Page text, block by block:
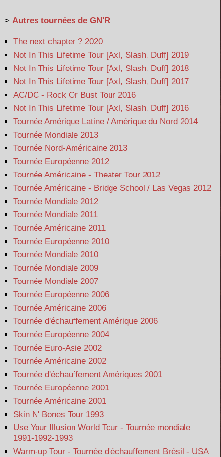
> Autres tournées de GN'R
The next chapter ? 2020
Not In This Lifetime Tour [Axl, Slash, Duff] 2019
Not In This Lifetime Tour [Axl, Slash, Duff] 2018
Not In This Lifetime Tour [Axl, Slash, Duff] 2017
AC/DC - Rock Or Bust Tour 2016
Not In This Lifetime Tour [Axl, Slash, Duff] 2016
Tournée Amérique Latine / Amérique du Nord 2014
Tournée Mondiale 2013
Tournée Nord-Américaine 2013
Tournée Européenne 2012
Tournée Américaine - Theater Tour 2012
Tournée Américaine - Bridge School / Las Vegas 2012
Tournée Mondiale 2012
Tournée Mondiale 2011
Tournée Américaine 2011
Tournée Européenne 2010
Tournée Mondiale 2010
Tournée Mondiale 2009
Tournée Mondiale 2007
Tournée Européenne 2006
Tournée Américaine 2006
Tournée d'échauffement Amérique 2006
Tournée Européenne 2004
Tournée Euro-Asie 2002
Tournée Américaine 2002
Tournée d'échauffement Amériques 2001
Tournée Européenne 2001
Tournée Américaine 2001
Skin N' Bones Tour 1993
Use Your Illusion World Tour - Tournée mondiale
1991-1992-1993
Warm-up Tour - Tournée d'échauffement Brésil - USA